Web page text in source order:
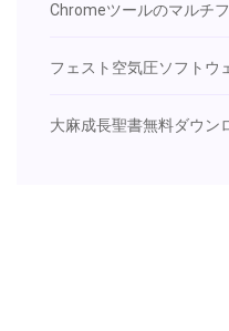
Chromeツールのマルチ
フェスト空気圧ソフトウ
大麻成長聖書無料ダウン